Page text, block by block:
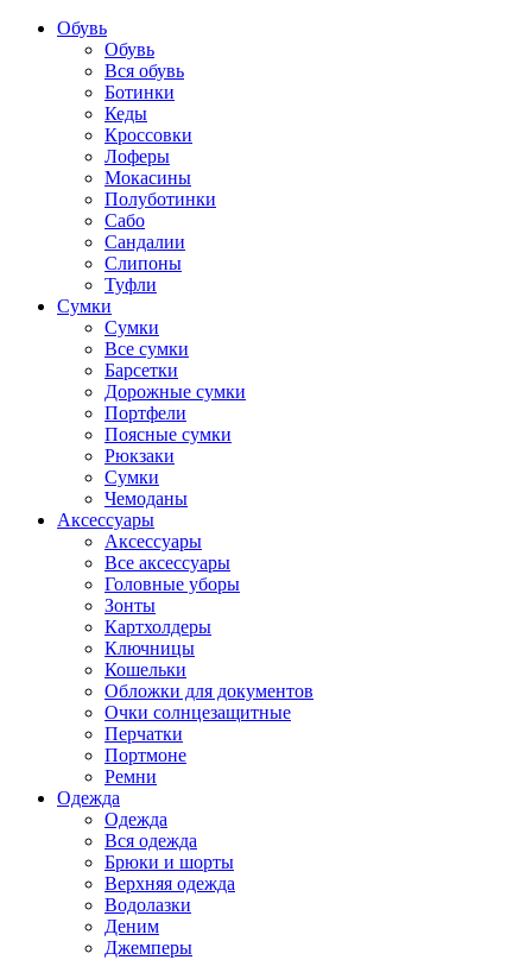
Обувь
Обувь
Вся обувь
Ботинки
Кеды
Кроссовки
Лоферы
Мокасины
Полуботинки
Сабо
Сандалии
Слипоны
Туфли
Сумки
Сумки
Все сумки
Барсетки
Дорожные сумки
Портфели
Поясные сумки
Рюкзаки
Сумки
Чемоданы
Аксессуары
Аксессуары
Все аксессуары
Головные уборы
Зонты
Картхолдеры
Ключницы
Кошельки
Обложки для документов
Очки солнцезащитные
Перчатки
Портмоне
Ремни
Одежда
Одежда
Вся одежда
Брюки и шорты
Верхняя одежда
Водолазки
Деним
Джемперы